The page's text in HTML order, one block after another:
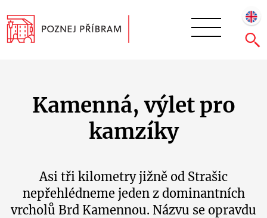
Kamenná, výlet pro
kamzíky
Asi tři kilometry jižně od Strašic
nepřehlédneme jeden z dominantních
vrcholů Brd Kamennou. Názvu se opravdu